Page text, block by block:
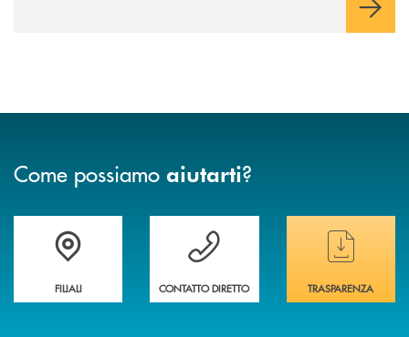
Come possiamo aiutarti?
Trova la filiale&nbsp; più vicina a te
FILIALI
Hai bisogno di assistenza immediata ?
CONTATTO DIRETTO
Hai bisogno di
TRASPARENZA